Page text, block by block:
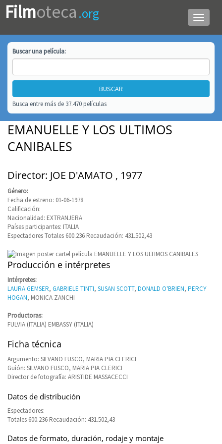
Menú
de
Filmoteca .org
Buscar unapelícula:
Busca entre más de 37.470 películas
EMANUELLE Y LOS ULTIMOS
CANIBALES
Director: JOE D'AMATO , 1977
Género:
Fecha de estreno: 01-06-1978
Calificación:
Nacionalidad: EXTRANJERA
Países participantes: ITALIA
Espectadores Totales 600.236 Recaudación: 431.502,43
Producción e intérpretes
Intérpretes:
LAURA GEMSER, GABRIELE TINTI, SUSAN SCOTT, DONALD O'BRIEN, PERCY
HOGAN, MONICA ZANCHI
Productoras:
FULVIA (ITALIA) EMBASSY (ITALIA)
Ficha técnica
Argumento: SILVANO FUSCO, MARIA PIA CLERICI
Guión: SILVANO FUSCO, MARIA PIA CLERICI
Director de fotografía: ARISTIDE MASSACECCI
Datos de distribución
Espectadores:
Totales 600.236 Recaudación: 431.502,43
Datos de formato, duración, rodaje y montaje